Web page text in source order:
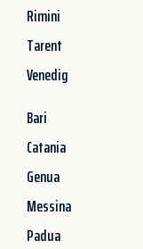
Rimini
Tarent
Venedig
Bari
Catania
Genua
Messina
Padua